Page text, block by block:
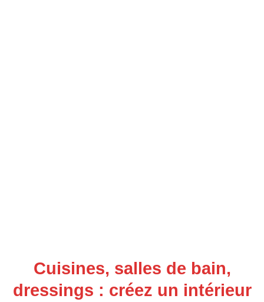
Cuisines, salles de bain,
dressings : créez un intérieur